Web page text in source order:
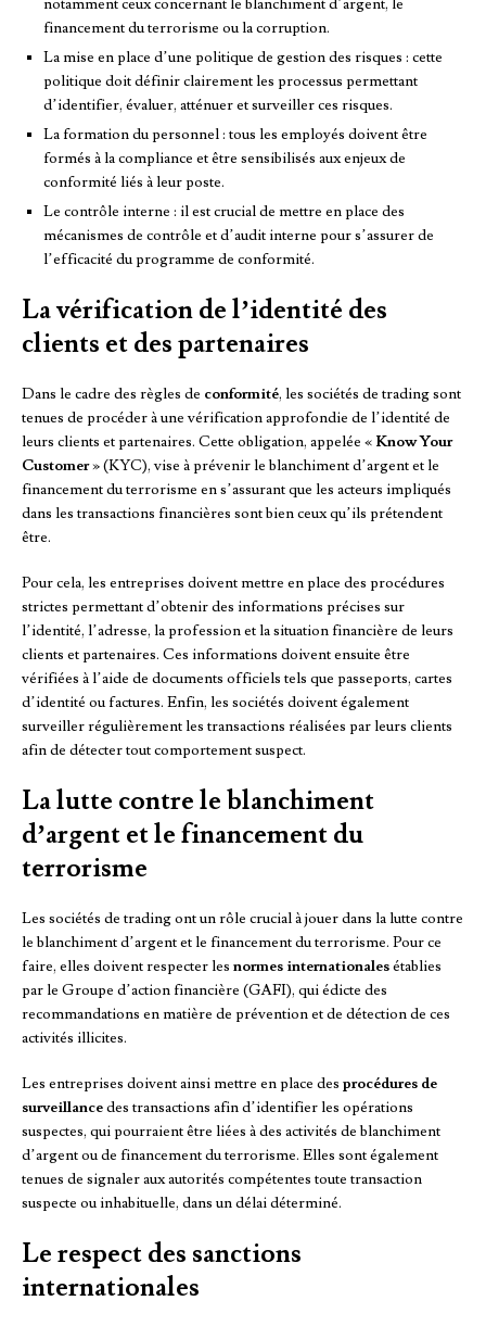
notamment ceux concernant le blanchiment d’argent, le
financement du terrorisme ou la corruption.
La mise en place d’une politique de gestion des risques : cette
politique doit définir clairement les processus permettant
d’identifier, évaluer, atténuer et surveiller ces risques.
La formation du personnel : tous les employés doivent être
formés à la compliance et être sensibilisés aux enjeux de
conformité liés à leur poste.
Le contrôle interne : il est crucial de mettre en place des
mécanismes de contrôle et d’audit interne pour s’assurer de
l’efficacité du programme de conformité.
La vérification de l’identité des
clients et des partenaires
Dans le cadre des règles de conformité, les sociétés de trading sont
tenues de procéder à une vérification approfondie de l’identité de
leurs clients et partenaires. Cette obligation, appelée « Know Your
Customer» (KYC), vise à prévenir le blanchiment d’argent et le
financement du terrorisme en s’assurant que les acteurs impliqués
dans les transactions financières sont bien ceux qu’ils prétendent
être.
Pour cela, les entreprises doivent mettre en place des procédures
strictes permettant d’obtenir des informations précises sur
l’identité, l’adresse, la profession et la situation financière de leurs
clients et partenaires. Ces informations doivent ensuite être
vérifiées à l’aide de documents officiels tels que passeports, cartes
d’identité ou factures. Enfin, les sociétés doivent également
surveiller régulièrement les transactions réalisées par leurs clients
afin de détecter tout comportement suspect.
La lutte contre le blanchiment
d’argent et le financement du
terrorisme
Les sociétés de trading ont un rôle crucial à jouer dans la lutte contre
le blanchiment d’argent et le financement du terrorisme. Pour ce
faire, elles doivent respecter les normes internationalesétablies
par le Groupe d’action financière (GAFI), qui édicte des
recommandations en matière de prévention et de détection de ces
activités illicites.
Les entreprises doivent ainsi mettre en place des procédures de
surveillancedes transactions afin d’identifier les opérations
suspectes, qui pourraient être liées à des activités de blanchiment
d’argent ou de financement du terrorisme. Elles sont également
tenues de signaler aux autorités compétentes toute transaction
suspecte ou inhabituelle, dans un délai déterminé.
Le respect des sanctions
internationales